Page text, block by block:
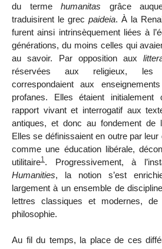
du termehumanitas grâce
traduisirent le grec paideia. À la
furent ainsi intrinsèquement liées à
générations, du moins celles qui
au savoir. Par opposition aux
réservées aux religieux, les
correspondaient aux
profanes. Elles étaient
rapport vivant et interrogatif aux
antiques, et donc au fondement de
Elles se définissaient en outre par
comme une éducation libérale,
utilitaire1 . Progressivement, à
Humanities, la notion s’est
largement à un ensemble de
lettres classiques et modernes,
philosophie.
Au fil du temps, la place de ces